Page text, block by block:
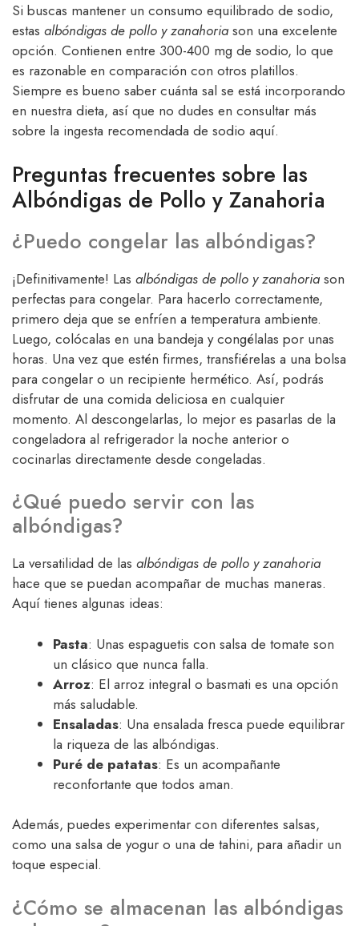
Si buscas mantener un consumo equilibrado de sodio,
estas albóndigas de pollo y zanahoria son una excelente
opción. Contienen entre 300-400 mg de sodio, lo que
es razonable en comparación con otros platillos.
Siempre es bueno saber cuánta sal se está incorporando
en nuestra dieta, así que no dudes en consultar más
sobre la ingesta recomendada de sodio aquí.
Preguntas frecuentes sobre las
Albóndigas de Pollo y Zanahoria
¿Puedo congelar las albóndigas?
¡Definitivamente! Las albóndigas de pollo y zanahoria son
perfectas para congelar. Para hacerlo correctamente,
primero deja que se enfríen a temperatura ambiente.
Luego, colócalas en una bandeja y congélalas por unas
horas. Una vez que estén firmes, transfiérelas a una bolsa
para congelar o un recipiente hermético. Así, podrás
disfrutar de una comida deliciosa en cualquier
momento. Al descongelarlas, lo mejor es pasarlas de la
congeladora al refrigerador la noche anterior o
cocinarlas directamente desde congeladas.
¿Qué puedo servir con las
albóndigas?
La versatilidad de las albóndigas de pollo y zanahoria
hace que se puedan acompañar de muchas maneras.
Aquí tienes algunas ideas:
Pasta: Unas espaguetis con salsa de tomate son
un clásico que nunca falla.
Arroz: El arroz integral o basmati es una opción
más saludable.
Ensaladas: Una ensalada fresca puede equilibrar
la riqueza de las albóndigas.
Puré de patatas: Es un acompañante
reconfortante que todos aman.
Además, puedes experimentar con diferentes salsas,
como una salsa de yogur o una de tahini, para añadir un
toque especial.
¿Cómo se almacenan las albóndigas